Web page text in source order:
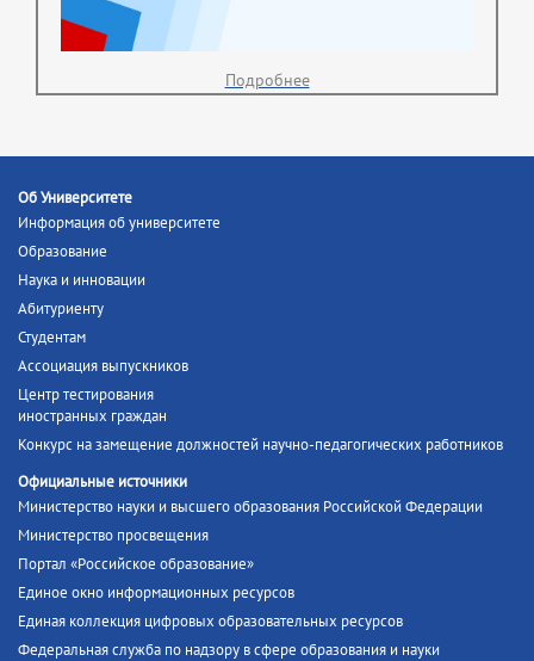
Подробнее
Об Университете
Информация об университете
Образование
Наука и инновации
Абитуриенту
Студентам
Ассоциация выпускников
Центр тестирования
иностранных граждан
Конкурс на замещение должностей научно-педагогических работников
Официальные источники
Министерство науки и высшего образования Российской Федерации
Министерство просвещения
Портал «Российское образование»
Единое окно информационных ресурсов
Единая коллекция цифровых образовательных ресурсов
Федеральная служба по надзору в сфере образования и науки